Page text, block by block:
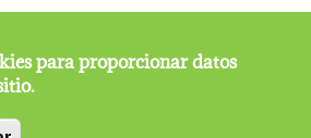
para proporcionar datos